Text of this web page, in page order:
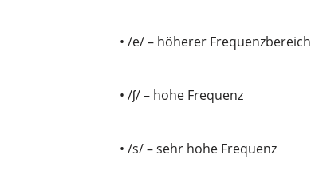
• /e/ – höherer Frequenzbereich
• /ʃ/ – hohe Frequenz
• /s/ – sehr hohe Frequenz